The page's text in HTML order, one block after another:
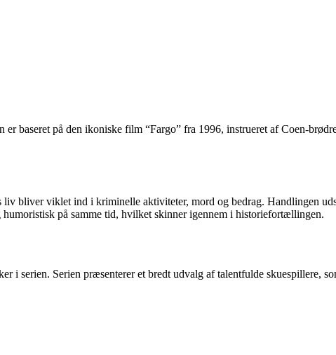
baseret på den ikoniske film “Fargo” fra 1996, instrueret af Coen-
bliver viklet ind i kriminelle aktiviteter, mord og bedrag. Handlingen
på samme tid, hvilket skinner igennem i historiefortællingen.
i serien. Serien præsenterer et bredt udvalg af talentfulde skuespillere,